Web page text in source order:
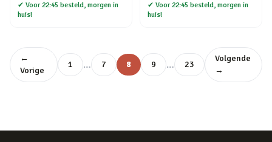
✔ Voor 22:45 besteld, morgen in
huis!
✔ Voor 22:45 besteld, morgen in
huis!
←
Vorige
1 … 7 8 9 … 23
Volgende
→